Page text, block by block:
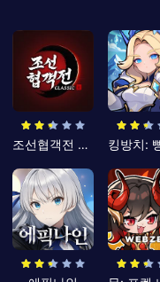
조선협객전 클래식